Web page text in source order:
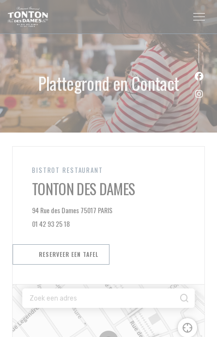
Cookies beheer paneel
Plattegrond en Contact
BISTROT RESTAURANT
TONTON DES DAMES
94 Rue des Dames 75017 PARIS((opent in een nieuw venster))
01 42 93 25 18
RESERVEER EEN TAFEL